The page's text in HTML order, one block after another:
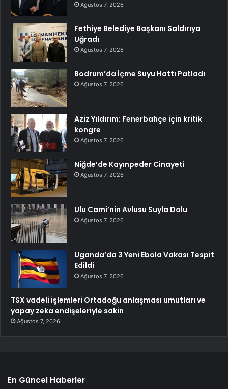
Ağustos 7, 2026
Fethiye Belediye Başkanı Saldırıya
Uğradı
Ağustos 7, 2026
Bodrum’da İçme Suyu Hattı Patladı
Ağustos 7, 2026
Aziz Yıldırım: Fenerbahçe için kritik
kongre
Ağustos 7, 2026
Niğde’de Kayınpeder Cinayeti
Ağustos 7, 2026
Ulu Cami’nin Avlusu Suyla Dolu
Ağustos 7, 2026
Uganda’da 3 Yeni Ebola Vakası Tespit
Edildi
Ağustos 7, 2026
TSX vadeli işlemleri Ortadoğu anlaşması umutları ve
yapay zeka endişeleriyle sakin
Ağustos 7, 2026
En Güncel Haberler